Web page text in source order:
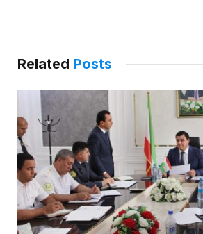
Related Posts